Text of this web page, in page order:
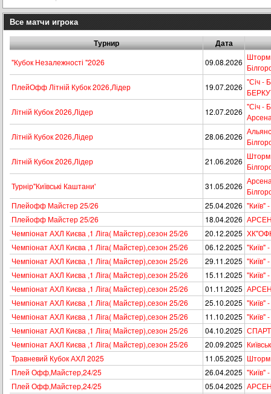
Все матчи игрока
Турнир Дата
"Кубок Незалежності "2026 09.08.2026
ПлейОфф Літній Кубок 2026,Лідер
19.07.2026
"Сiч -
Літній Кубок 2026,Лідер
12.07.2026
"Сiч -
Літній Кубок 2026,Лідер
28.06.2026
Літній Кубок 2026,Лідер
21.06.2026
Турнір"Київські Каштани'
31.05.2026
Плейофф Майстер 25/26
25.04.2026
Плейофф Майстер 25/26
18.04.2026
Чемпіонат АХЛ Києва ,1 Ліга( Майстер),сезон 25/26
20.12.2025
Чемпіонат АХЛ Києва ,1 Ліга( Майстер),сезон 25/26
06.12.2025
Чемпіонат АХЛ Києва ,1 Ліга( Майстер),сезон 25/26
29.11.2025 "Київ"
Чемпіонат АХЛ Києва ,1 Ліга( Майстер),сезон 25/26
15.11.2025 "Київ"
Чемпіонат АХЛ Києва ,1 Ліга( Майстер),сезон 25/26
01.11.2025
Чемпіонат АХЛ Києва ,1 Ліга( Майстер),сезон 25/26
25.10.2025 "Київ"
Чемпіонат АХЛ Києва ,1 Ліга( Майстер),сезон 25/26
11.10.2025 "Київ"
Чемпіонат АХЛ Києва ,1 Ліга( Майстер),сезон 25/26
04.10.2025
Чемпіонат АХЛ Києва ,1 Ліга( Майстер),сезон 25/26
20.09.2025
Травневий Кубок АХЛ 2025
11.05.2025
Плей Офф,Майстер,24/25
26.04.2025
Плей Офф,Майстер,24/25
05.04.2025